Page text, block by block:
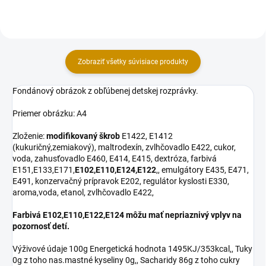
Zobraziť všetky súvisiace produkty
Fondánový obrázok z obľúbenej detskej rozprávky.
Priemer obrázku: A4
Zloženie:modifikovaný škrob E1422, E1412
(kukuričný,zemiakový), maltrodexín, zvlhčovadlo E422, cukor,
voda, zahusťovadlo E460, E414, E415, dextróza, farbivá
E151,E133,E171,E102,E110,E124,E122,, emulgátory E435, E471,
E491, konzervačný prípravok E202, regulátor kyslosti E330,
aroma,voda, etanol, zvlhčovadlo E422,
Farbivá E102,E110,E122,E124 môžu mať nepriaznivý vplyv na
pozornosť detí.
Výživové údaje 100g Energetická hodnota 1495KJ/353kcal,, Tuky
0g z toho nas.mastné kyseliny 0g,, Sacharidy 86g z toho cukry